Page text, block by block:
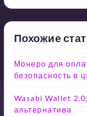
Похожие
Монеро для
безопасность в
Wasabi Wallet
альтернатива